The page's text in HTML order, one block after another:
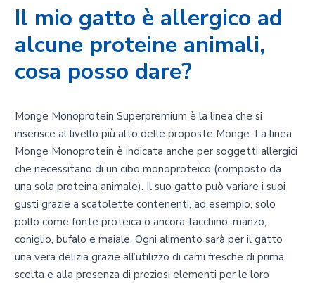
Il mio gatto è allergico ad
alcune proteine animali,
cosa posso dare?
Monge Monoprotein Superpremium è la linea che si
inserisce al livello più alto delle proposte Monge. La linea
Monge Monoprotein è indicata anche per soggetti allergici
che necessitano di un cibo monoproteico (composto da
una sola proteina animale). Il suo gatto può variare i suoi
gusti grazie a scatolette contenenti, ad esempio, solo
pollo come fonte proteica o ancora tacchino, manzo,
coniglio, bufalo e maiale. Ogni alimento sarà per il gatto
una vera delizia grazie all’utilizzo di carni fresche di prima
scelta e alla presenza di preziosi elementi per le loro